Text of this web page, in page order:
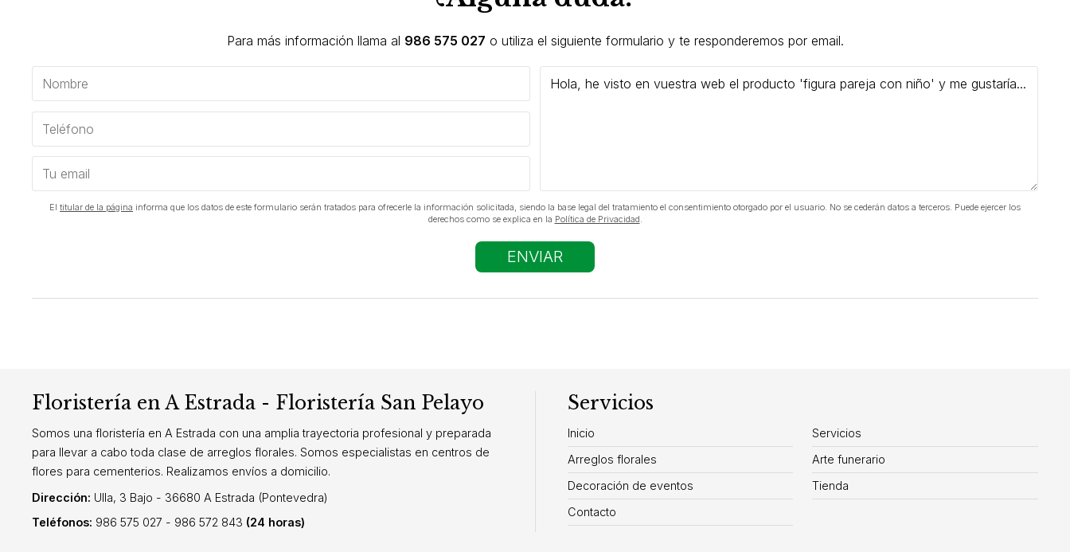
Para más información llama al 986 575 027 o utiliza el siguiente formulario y te responderemos por email.
El titular de la página informa que los datos de este formulario serán tratados para ofrecerle la información solicitada, siendo la base legal del tratamiento el consentimiento otorgado por el usuario. No se cederán datos a terceros. Puede ejercer los
derechos como se explica en la Política de Privacidad.
Floristería en A Estrada - Floristería San Pelayo
Somos una floristería en A Estrada con una amplia trayectoria profesional y preparada
para llevar a cabo toda clase de arreglos florales. Somos especialistas en centros de
flores para cementerios. Realizamos envíos a domicilio.
Dirección: Ulla, 3 Bajo - 36680 A Estrada (Pontevedra)
Teléfonos: 986 575 027 - 986 572 843 (24 horas)
Servicios
Inicio
Servicios
Arreglos florales
Arte funerario
Decoración de eventos
Tienda
Contacto